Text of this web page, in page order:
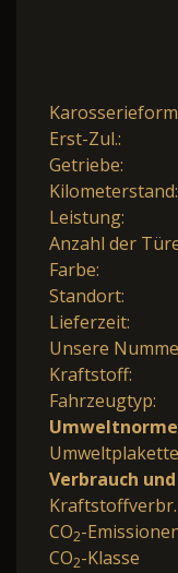
Erst-Zul.:
Getriebe:
Kilometerstand:
Leistung:
Anzahl der
Farbe:
Standort:
Lieferzeit:
Unsere
Kraftstoff:
Fahrzeugtyp:
Umweltplakette
Verbrauch
CO2-
CO2-Klasse